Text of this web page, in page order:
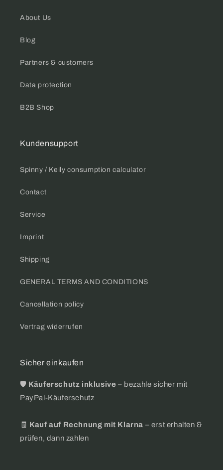
About Us
Blog
Partners & customers
Data protection
B2B Shop
Kundensupport
Spinny / Keily consumption calculator
Contact
Service
Imprint
Shipping
GENERAL TERMS AND CONDITIONS
Cancellation policy
Vertrag widerrufen
Sicher einkaufen
🛡️ Käuferschutz inklusive – bezahle sicher mit
PayPal-Käuferschutz
🧾 Kauf auf Rechnung mit Klarna – erst erhalten &
prüfen, dann zahlen